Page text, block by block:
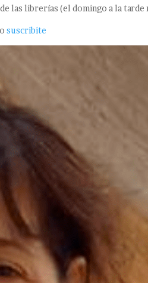
las librerías (el domingo a la tarde
osuscribite